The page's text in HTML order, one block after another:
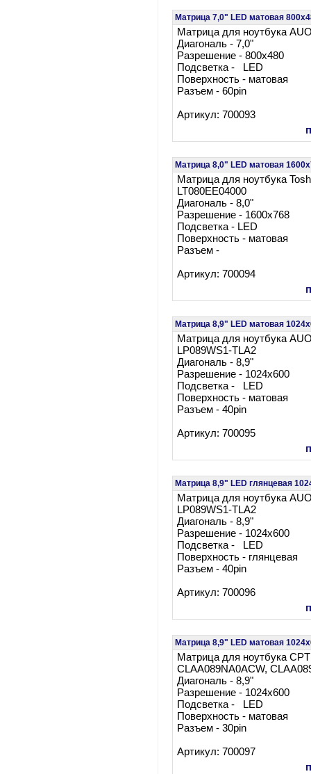
Матрица 7,0" LED матовая
Матрица для ноутбука
Диагональ - 7,0"
Разрешение - 800x480
Подсветка - LED
Поверхность - матовая
Разъем - 60pin
Артикул: 700093
Матрица 8,0" LED матовая
Матрица для ноутбука
LT080EE04000
Диагональ - 8,0"
Разрешение - 1600x768
Подсветка - LED
Поверхность - матовая
Разъем -
Артикул: 700094
Матрица 8,9" LED матовая
Матрица для ноутбука
LP089WS1-TLA2
Диагональ - 8,9"
Разрешение - 1024x600
Подсветка - LED
Поверхность - матовая
Разъем - 40pin
Артикул: 700095
Матрица 8,9" LED глянцевая
Матрица для ноутбука
LP089WS1-TLA2
Диагональ - 8,9"
Разрешение - 1024x600
Подсветка - LED
Поверхность - глянцевая
Разъем - 40pin
Артикул: 700096
Матрица 8,9" LED матовая
Матрица для ноутбука CPT
CLAA089NA0ACW,
Диагональ - 8,9"
Разрешение - 1024x600
Подсветка - LED
Поверхность - матовая
Разъем - 30pin
Артикул: 700097